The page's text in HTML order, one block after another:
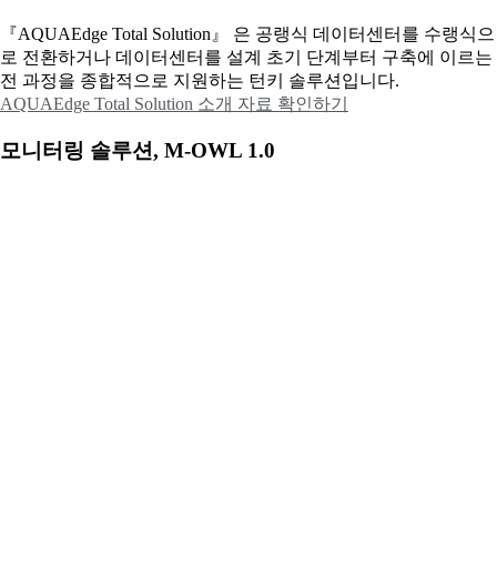
『AQUAEdge Total Solution』 은 공랭식 데이터센터를 수랭식으
로 전환하거나 데이터센터를 설계 초기 단계부터 구축에 이르는
전 과정을 종합적으로 지원하는 턴키 솔루션입니다.
AQUAEdge Total Solution 소개 자료 확인하기
모니터링 솔루션, M-OWL 1.0